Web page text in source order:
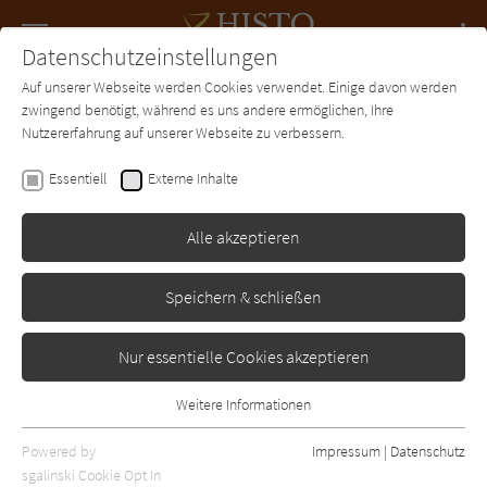
SUCHE Forum Charts Newsletter
Kiera Brennan
Der Thron der Wölfe
Erschienen: Januar 2017 Bibliogr. Angaben
Datenschutzeinstellungen
Auf unserer Webseite werden Cookies verwendet. Einige davon werden
zwingend benötigt, während es uns andere ermöglichen, Ihre
Nutzererfahrung auf unserer Webseite zu verbessern.
Essentiell Externe Inhalte
Alle akzeptieren
Speichern & schließen
Nur essentielle Cookies akzeptieren
Essentielle Cookies werden für grundlegende Funktionen der
Webseite benötigt. Dadurch ist gewährleistet, dass die Webseite
Weitere Informationen
Powered by
sgalinski Cookie Opt In
Impressum | Datenschutz